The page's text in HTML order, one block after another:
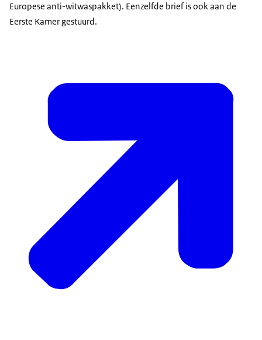
Europese anti-witwaspakket). Eenzelfde brief is ook aan de
Eerste Kamer gestuurd.